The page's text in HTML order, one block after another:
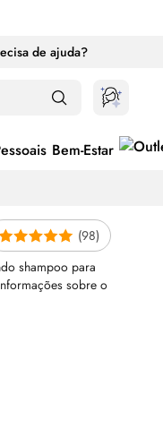
de ajuda?
Bem-Estar
(98)